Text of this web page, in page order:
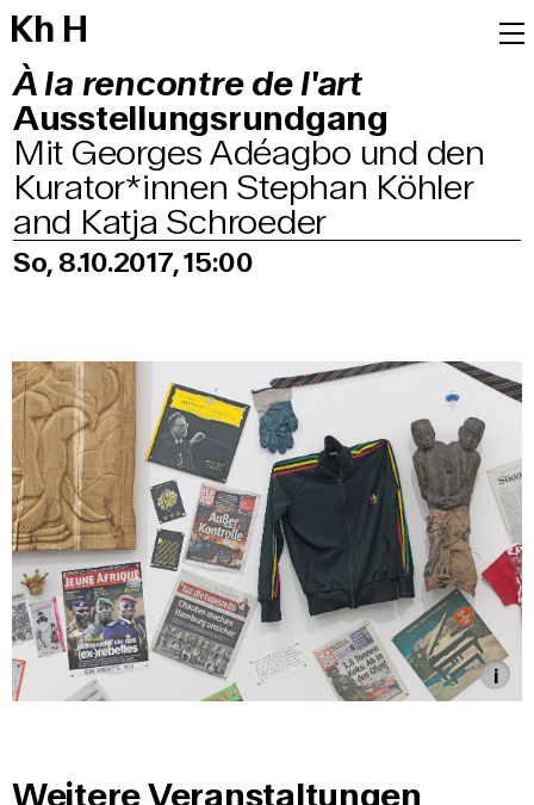
Kh H
À la rencontre de l'art
Ausstellungsrundgang
Mit Georges Adéagbo und den
Kurator*innen Stephan Köhler
and Katja Schroeder
So, 8.10.2017, 15:00
Weitere Veranstaltungen